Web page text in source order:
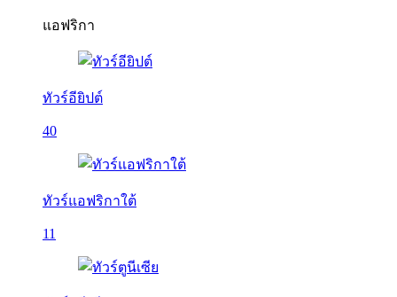
แอฟริกา
ทัวร์อียิปต์
40
ทัวร์แอฟริกาใต้
11